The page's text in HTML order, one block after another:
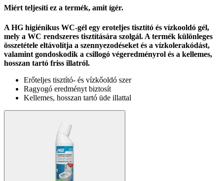
Miért teljesíti ez a termék, amit ígér.
A HG higiénikus WC-gél egy eroteljes tisztító és vízkooldó gél,
mely a WC rendszeres tisztítására szolgál. A termék különleges
összetétele eltávolítja a szennyezodéseket és a vízkolerakódást,
valamint gondoskodik a csillogó végeredményrol és a kellemes,
hosszan tartó friss illatról.
Erőteljes tisztító- és vízkőoldó szer
Ragyogó eredményt biztosít
Kellemes, hosszan tartó üde illattal